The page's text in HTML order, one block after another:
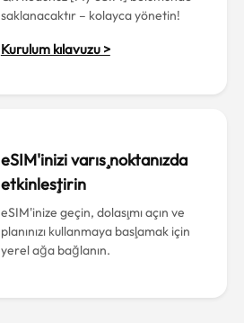
saklanacaktır – kolayca yönetin!
Kurulum kılavuzu >
eSIM'inizi varış noktanızda
etkinleştirin
eSIM'inize geçin, dolaşımı açın ve
planınızı kullanmaya başlamak için
yerel ağa bağlanın.